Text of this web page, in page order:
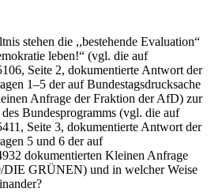
stehen die ,,bestehende Evaluation“
leben!“ (vgl. die auf
Seite 2, dokumentierte Antwort der
1–5 der auf Bundestagsdrucksache
Anfrage der Fraktion der AfD) zur
Bundesprogramms (vgl. die auf
Seite 3, dokumentierte Antwort der
5 und 6 der auf
dokumentierten Kleinen Anfrage
GRÜNEN) und in welcher Weise